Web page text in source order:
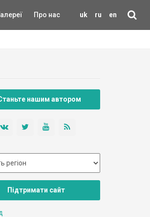
uk ru en
Про нас
нашим автором
Підтримати сайт